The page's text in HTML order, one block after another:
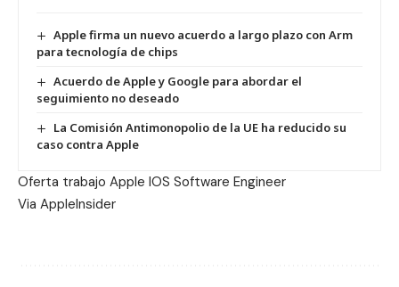
Apple firma un nuevo acuerdo a largo plazo con Arm
para tecnología de chips
Acuerdo de Apple y Google para abordar el
seguimiento no deseado
La Comisión Antimonopolio de la UE ha reducido su
caso contra Apple
Oferta trabajo Apple IOS Software Engineer
Via AppleInsider